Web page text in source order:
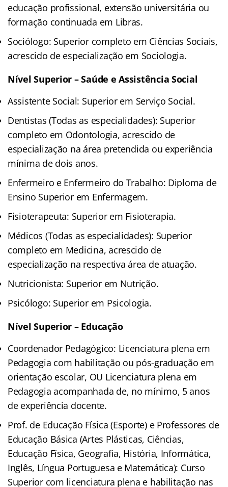
educação profissional, extensão universitária ou
formação continuada em Libras.
Sociólogo: Superior completo em Ciências Sociais,
acrescido de especialização em Sociologia.
Nível Superior – Saúde e Assistência Social
Assistente Social: Superior em Serviço Social.
Dentistas (Todas as especialidades): Superior
completo em Odontologia, acrescido de
especialização na área pretendida ou experiência
mínima de dois anos.
Enfermeiro e Enfermeiro do Trabalho: Diploma de
Ensino Superior em Enfermagem.
Fisioterapeuta: Superior em Fisioterapia.
Médicos (Todas as especialidades): Superior
completo em Medicina, acrescido de
especialização na respectiva área de atuação.
Nutricionista: Superior em Nutrição.
Psicólogo: Superior em Psicologia.
Nível Superior – Educação
Coordenador Pedagógico: Licenciatura plena em
Pedagogia com habilitação ou pós-graduação em
orientação escolar, OU Licenciatura plena em
Pedagogia acompanhada de, no mínimo, 5 anos
de experiência docente.
Prof. de Educação Física (Esporte) e Professores de
Educação Básica (Artes Plásticas, Ciências,
Educação Física, Geografia, História, Informática,
Inglês, Língua Portuguesa e Matemática): Curso
Superior com licenciatura plena e habilitação nas